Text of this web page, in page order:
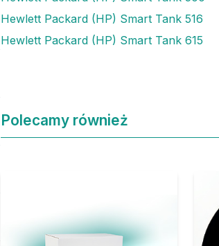
Hewlett Packard (HP) Smart Tank 516
Hewlett Packard (HP) Smart Tank 615
Polecamy również